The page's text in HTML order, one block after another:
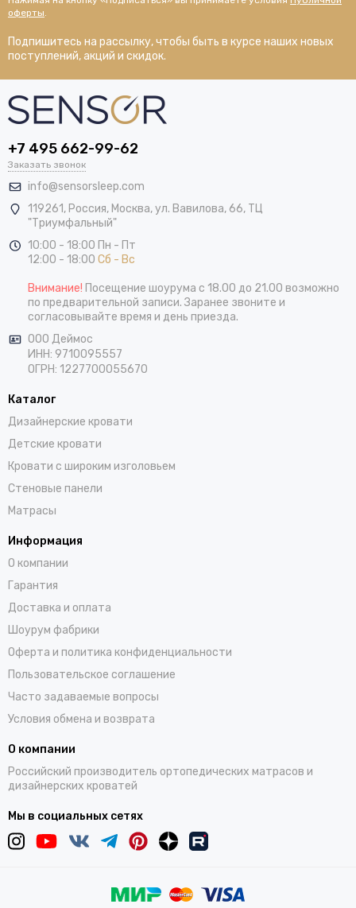
оферты
Подпишитесь на рассылку, чтобы быть в курсе наших новых
поступлений, акций и скидок.
+7 495 662-99-62
Заказать звонок
info@sensorsleep.com
119261, Россия, Москва,ул. Вавилова, 66, ТЦ
"Триумфальный"
10:00 - 18:00 Пн - Пт
12:00 - 18:00 Сб - Вс
Внимание! Посещение шоурума с 18.00 до 21.00 возможно
по предварительной записи. Заранее звоните и
согласовывайте время и день приезда.
ООО Деймос
ИНН: 9710095557
ОГРН: 1227700055670
Каталог
Дизайнерские кровати
Детские кровати
Кровати с широким изголовьем
Стеновые панели
Матрасы
Информация
О компании
Гарантия
Доставка и оплата
Шоурум фабрики
Оферта и политика конфиденциальности
Пользовательское соглашение
Часто задаваемые вопросы
Условия обмена и возврата
О компании
Российский производитель ортопедических матрасов и
дизайнерских кроватей
Мы в социальных сетях